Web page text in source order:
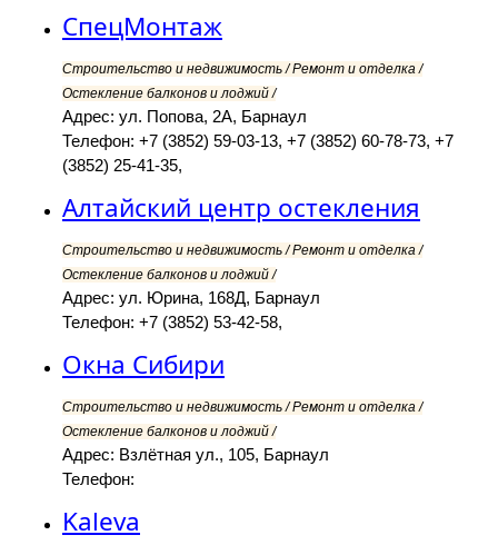
СпецМонтаж
Строительство и недвижимость / Ремонт и отделка /
Остекление балконов и лоджий /
Адрес: ул. Попова, 2А, Барнаул
Телефон: +7 (3852) 59-03-13, +7 (3852) 60-78-73, +7
(3852) 25-41-35,
Алтайский центр остекления
Строительство и недвижимость / Ремонт и отделка /
Остекление балконов и лоджий /
Адрес: ул. Юрина, 168Д, Барнаул
Телефон: +7 (3852) 53-42-58,
Окна Сибири
Строительство и недвижимость / Ремонт и отделка /
Остекление балконов и лоджий /
Адрес: Взлётная ул., 105, Барнаул
Телефон:
Kaleva